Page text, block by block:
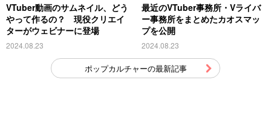
VTuber動画のサムネイル、どう
やって作るの？ 現役クリエイ
ターがウェビナーに登場
2024.08.23
最近のVTuber事務所・Vライバ
ー事務所をまとめたカオスマッ
プを公開
2024.08.23
ポップカルチャーの最新記事